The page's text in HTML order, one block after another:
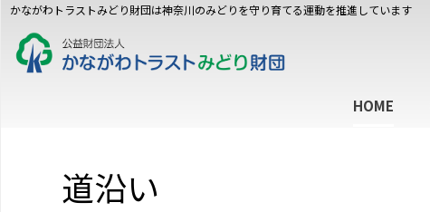
かながわトラストみどり財団は神奈川のみどりを守り育てる運動を推進しています
HOME
道沿い